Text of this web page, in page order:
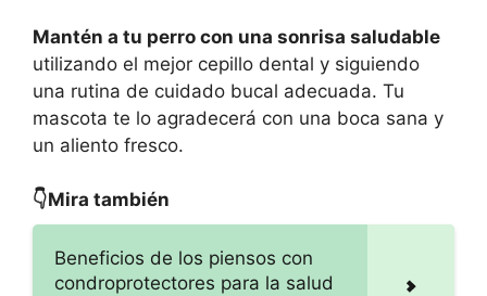
Mantén a tu perro con una sonrisa saludable
utilizando el mejor cepillo dental y siguiendo
una rutina de cuidado bucal adecuada. Tu
mascota te lo agradecerá con una boca sana y
un aliento fresco.
👇Mira también
Beneficios de los piensos con
condroprotectores para la salud